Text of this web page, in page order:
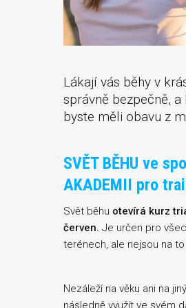
Lákají vás běhy v
správně bezpečně,
byste měli obavu z
SVĚT BĚHU ve
AKADEMII pro
Svět běhu otevírá kurz
červen. Je určen pro
terénech, ale nejsou na
Nezáleží na věku ani na
následně využít ve svém